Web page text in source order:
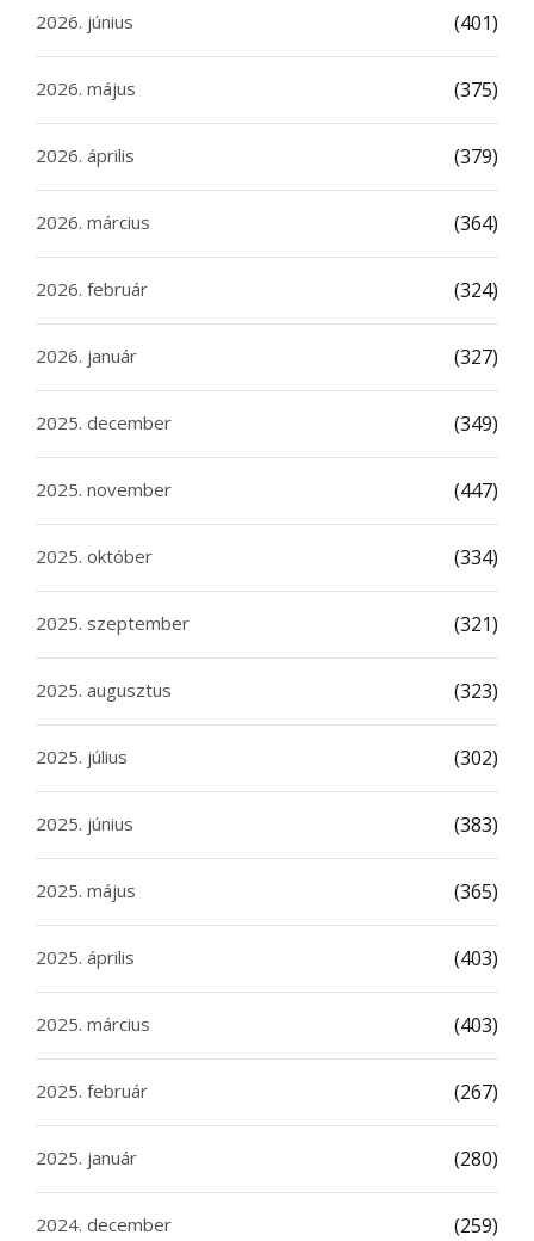
2026. június (401)
2026. május (375)
2026. április (379)
2026. március (364)
2026. február (324)
2026. január (327)
2025. december (349)
2025. november (447)
2025. október (334)
2025. szeptember (321)
2025. augusztus (323)
2025. július (302)
2025. június (383)
2025. május (365)
2025. április (403)
2025. március (403)
2025. február (267)
2025. január (280)
2024. december (259)